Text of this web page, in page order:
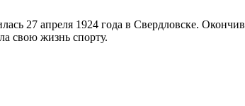
27 апреля 1924 года в Свердловске. Окончив
свою жизнь спорту.